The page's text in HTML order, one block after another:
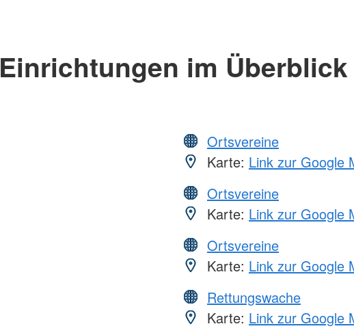
Einrichtungen im Überblick
Ortsvereine
Karte: Link zur Google
Ortsvereine
Karte: Link zur Google
Ortsvereine
Karte: Link zur Google
Rettungswache
Karte: Link zur Google